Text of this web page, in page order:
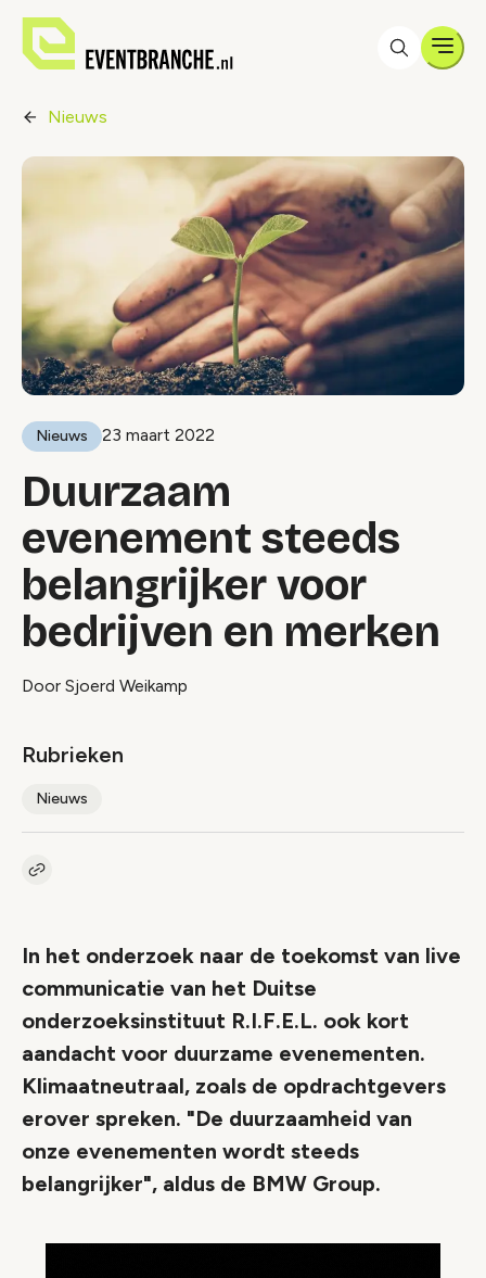
Nieuws
Nieuws 23 maart 2022
Duurzaam
evenement steeds
belangrijker voor
bedrijven en merken
Door Sjoerd Weikamp
Rubrieken
Nieuws
Kopieer link naar artikel
In het onderzoek naar de toekomst van live
communicatie van het Duitse
onderzoeksinstituut R.I.F.E.L. ook kort
aandacht voor duurzame evenementen.
Klimaatneutraal, zoals de opdrachtgevers
erover spreken. "De duurzaamheid van
onze evenementen wordt steeds
belangrijker", aldus de BMW Group.